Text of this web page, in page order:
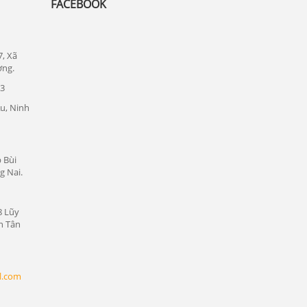
Xã
Ninh
Bùi
Nai.
Lũy
Tân
FACEBOOK